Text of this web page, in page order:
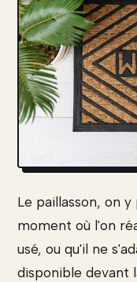
Le paillasson, on
moment où l'on
usé, ou qu'il ne
disponible devant